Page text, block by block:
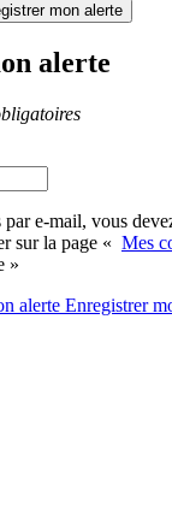
mon alerte
alerte
e-mail, vous
sur la page « Mes
»
alerte Enregistrer